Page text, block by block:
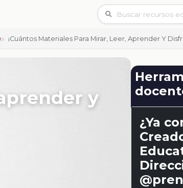
¡Cuántos Materiales Para Mirar, Leer, Aprender Y
y
¿Ya